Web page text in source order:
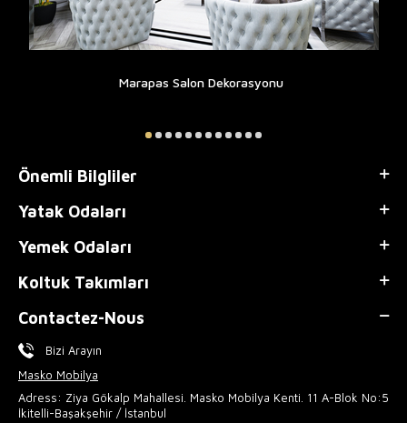
Marapas Salon Dekorasyonu
Önemli Bilgliler
Yatak Odaları
Yemek Odaları
Koltuk Takımları
Contactez-Nous
Bizi Arayın
Masko Mobilya
Adress: Ziya Gökalp Mahallesi. Masko Mobilya Kenti. 11 A-Blok No:5
İkitelli-Başakşehir / İstanbul